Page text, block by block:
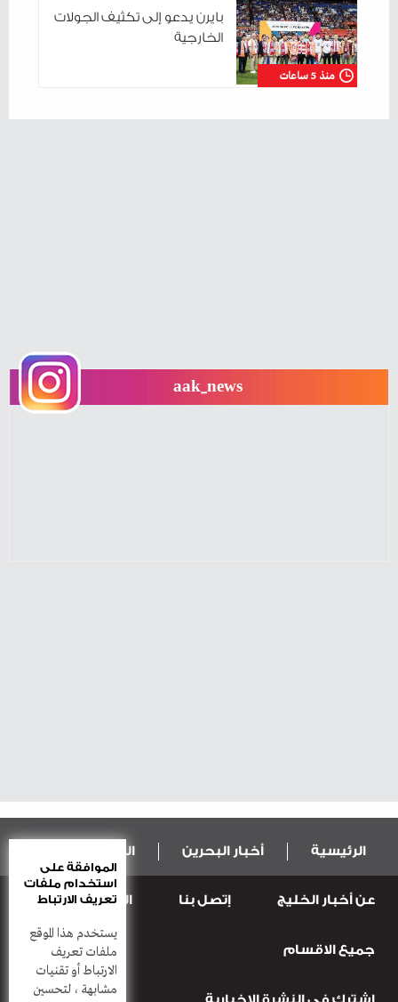
منذ 5 ساعات
بايرن يدعو إلى تكثيف الجولات
الخارجية
aak_news
الرئيسية أخبار البحرين المال و الاقتصاد
عربية ودولية الرياضة
قضـايــا وحـــوادث أعمدة
عن أخبار الخليج إتصل بنا المطبعة
جميع الاقسام
الموافقة على
استخدام ملفات
تعريف الارتباط
يستخدم هذا الموقع
ملفات تعريف
الارتباط أو تقنيات
مشابهة ، لتحسين